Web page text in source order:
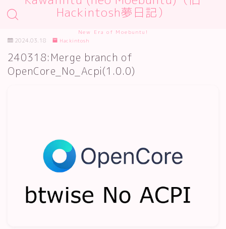
Hackintosh夢日記）
New Era of Moebuntu!
2024.03.18
Hackintosh
240318:Merge branch of
OpenCore_No_Acpi(1.0.0)